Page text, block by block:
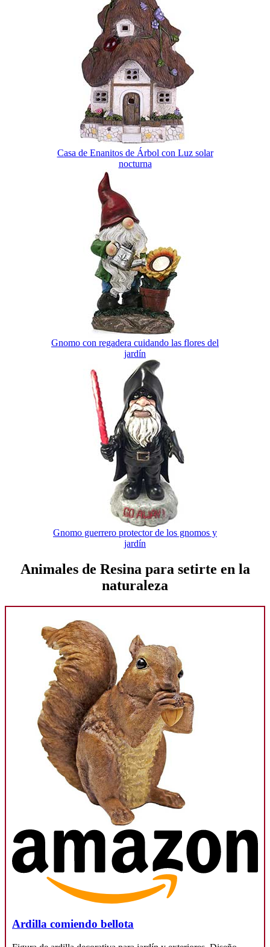
Casa de Enanitos de Árbol con Luz solar
nocturna
Gnomo con regadera cuidando las flores del
jardín
Gnomo guerrero protector de los gnomos y
jardín
Animales de Resina para setirte en la
naturaleza
Ardilla comiendo bellota